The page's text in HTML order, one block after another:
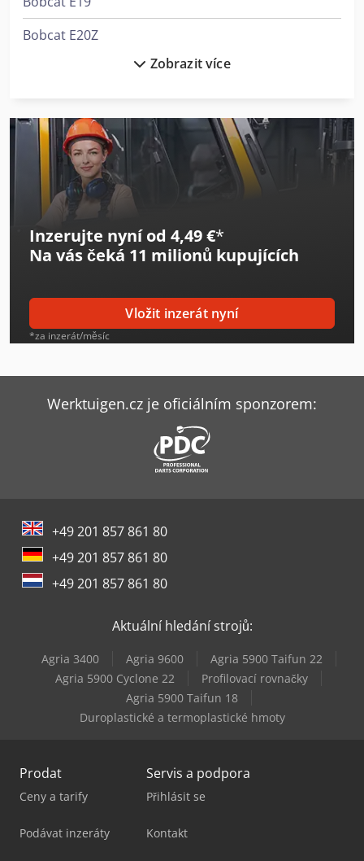
Bobcat E20Z
Bobcat E34
Bobcat E35Z
Bobcat E50
Bobcat E55
Bobcat E85
Bobcat Palettengabel
Bobcat S550
Bobcat T590
Bobcat Tl38.70Hf
Caterpillar Cs64B
Jcb S2646E
Kubota U27-4 (Hi)
Zobrazit více
Inzerujte nyní od 4,49 €*
Na vás čeká 11 milionů kupujících
Vložit inzerát nyní
*za inzerát/měsíc
Werktuigen.cz je oficiálním sponzorem:
+49 201 857 861 80
+49 201 857 861 80
+49 201 857 861 80
Aktuální hledání strojů:
Agria 3400 Agria 9600
Agria 5900 Taifun 22
Agria 5900 Cyclone 22
Profilovací rovnačky
Agria 5900 Taifun 18
Duroplastické a termoplastické hmoty
Prodat
Ceny a tarify
Podávat inzeráty
Servis a podpora
Přihlásit se
Kontakt